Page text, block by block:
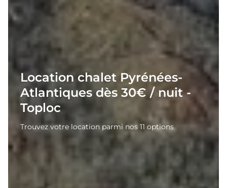
Location chalet Pyrénées-
Atlantiques dès 30€ / nuit -
Toploc
Trouvez votre location parmi nos 11 options